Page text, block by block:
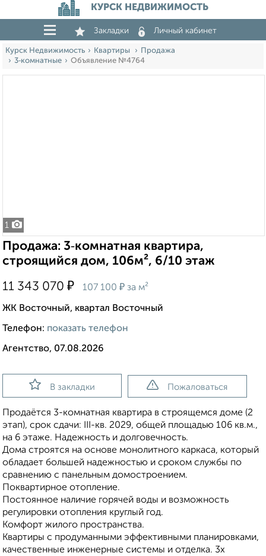
КУРСК НЕДВИЖИМОСТЬ
Закладки Личный кабинет
Курск Недвижимость Квартиры
Продажа
3‑комнатные
Объявление №4764
1
Продажа: 3‑комнатная квартира,
строящийся дом, 106м², 6/10 этаж
11 343 070 ₽ 107 100 ₽ за м²
ЖК Восточный, квартал Восточный
Телефон: показать телефон
Агентство, 07.08.2026
В закладки Пожаловаться
Продаётся 3-комнатная квартира в строящемся доме (2
этап), срок сдачи: III-кв. 2029, общей площадью 106 кв.м.,
на 6 этаже. Надежность и долговечность.
Дома строятся на основе монолитного каркаса, который
обладает большей надежностью и сроком службы по
сравнению с панельным домостроением.
Поквартирное отопление.
Постоянное наличие горячей воды и возможность
регулировки отопления круглый год.
Комфорт жилого пространства.
Квартиры с продуманными эффективными планировками,
качественные инженерные системы и отделка. 3х